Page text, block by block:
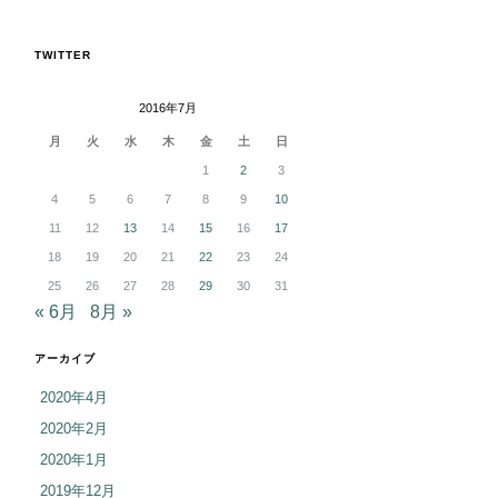
TWITTER
2016年7月
月 火 水 木 金 土 日
1 2 3
4 5 6 7 8 9 10
11 12 13 14 15 16 17
18 19 20 21 22 23 24
25 26 27 28 29 30 31
« 6月 8月 »
アーカイブ
2020年4月
2020年2月
2020年1月
2019年12月